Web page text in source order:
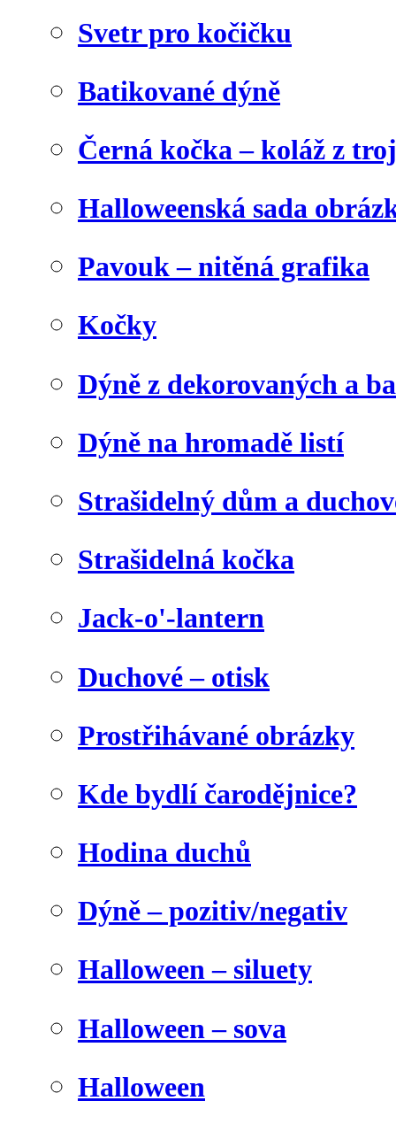
Svetr pro kočičku
Batikované dýně
Černá kočka – koláž z
Halloweenská sada
Pavouk – nitěná grafika
Kočky
Dýně z dekorovaných a
Dýně na hromadě listí
Strašidelný dům a
Strašidelná kočka
Jack-o'-lantern
Duchové – otisk
Prostřihávané obrázky
Kde bydlí čarodějnice?
Hodina duchů
Dýně – pozitiv/negativ
Halloween – siluety
Halloween – sova
Halloween